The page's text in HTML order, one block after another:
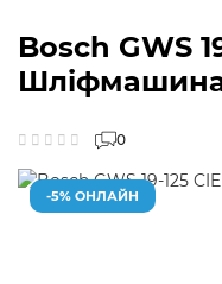
Bosch GWS
Шліфмашина
0
-5% ОНЛАЙН